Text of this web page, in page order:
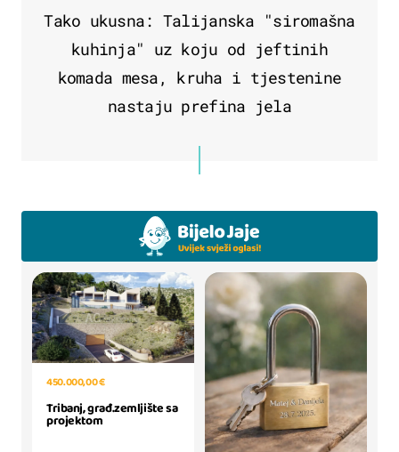
Tako ukusna: Talijanska "siromašna
kuhinja" uz koju od jeftinih
komada mesa, kruha i tjestenine
nastaju prefina jela
450.000,00 €
Tribanj, građ.zemljište sa
projektom